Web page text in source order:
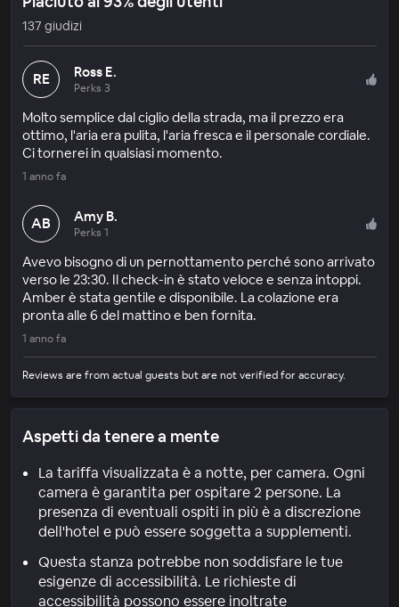
137 giudizi
RE Ross E.
Perks 3
Molto semplice dal ciglio della strada, ma il prezzo era
ottimo, l'aria era pulita, l'aria fresca e il personale cordiale.
Ci tornerei in qualsiasi momento.
1 anno fa
AB Amy B.
Perks 1
Avevo bisogno di un pernottamento perché sono arrivato
verso le 23:30. Il check-in è stato veloce e senza intoppi.
Amber è stata gentile e disponibile. La colazione era
pronta alle 6 del mattino e ben fornita.
1 anno fa
Reviews are from actual guests but are not verified for accuracy.
Aspetti da tenere a mente
La tariffa visualizzata è a notte, per camera. Ogni
camera è garantita per ospitare 2 persone. La
presenza di eventuali ospiti in più è a discrezione
dell'hotel e può essere soggetta a supplementi.
Questa stanza potrebbe non soddisfare le tue
esigenze di accessibilità. Le richieste di
accessibilità possono essere inoltrate